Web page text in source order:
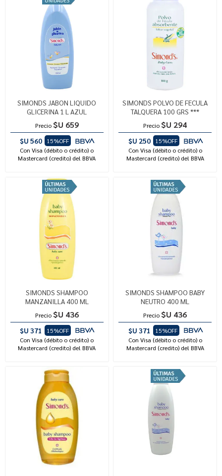
SIMONDS JABON LIQUIDO
GLICERINA 1 L AZUL
Precio $U 659
$U 560
15%OFF
Con Visa (débito o crédito) o
Mastercard (credito) del BBVA
SIMONDS POLVO DE FECULA
TALQUERA 100 GRS ***
Precio $U 294
$U 250
15%OFF
Con Visa (débito o crédito) o
Mastercard (credito) del BBVA
SIMONDS SHAMPOO
MANZANILLA 400 ML
Precio $U 436
$U 371
15%OFF
Con Visa (débito o crédito) o
Mastercard (credito) del BBVA
SIMONDS SHAMPOO BABY
NEUTRO 400 ML
Precio $U 436
$U 371
15%OFF
Con Visa (débito o crédito) o
Mastercard (credito) del BBVA